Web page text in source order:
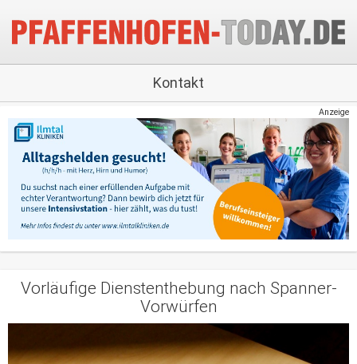
Kontakt
Anzeige
Vorläufige Dienstenthebung nach Spanner-
Vorwürfen